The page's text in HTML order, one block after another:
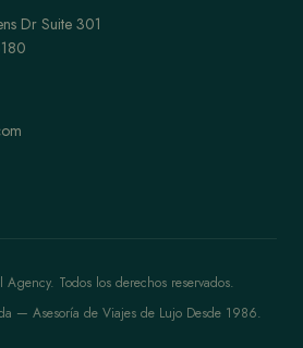
Dr Suite 301
Todos los derechos reservados.
— Asesoría de Viajes de Lujo Desde 1986.